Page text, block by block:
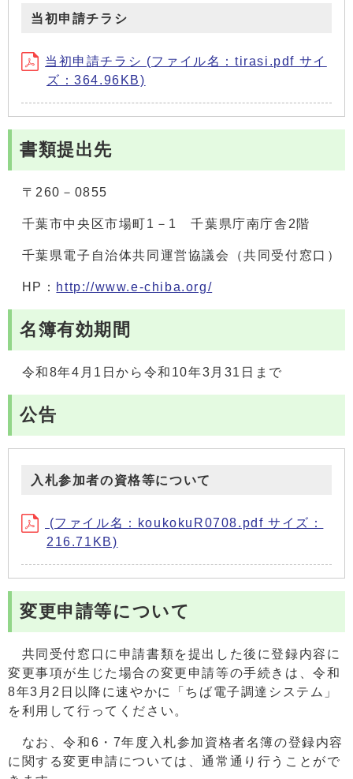
当初申請チラシ
当初申請チラシ (ファイル名：tirasi.pdf サイ
ズ：364.96KB)
書類提出先
〒260－0855
千葉市中央区市場町1－1 千葉県庁南庁舎2階
千葉県電子自治体共同運営協議会（共同受付窓口）
HP： http://www.e-chiba.org/
名簿有効期間
令和8年4月1日から令和10年3月31日まで
公告
入札参加者の資格等について
(ファイル名：koukokuR0708.pdf サイズ：
216.71KB)
変更申請等について
共同受付窓口に申請書類を提出した後に登録内容に
変更事項が生じた場合の変更申請等の手続きは、令和
8年3月2日以降に速やかに「ちば電子調達システム」
を利用して行ってください。
なお、令和6・7年度入札参加資格者名簿の登録内容
に関する変更申請については、通常通り行うことがで